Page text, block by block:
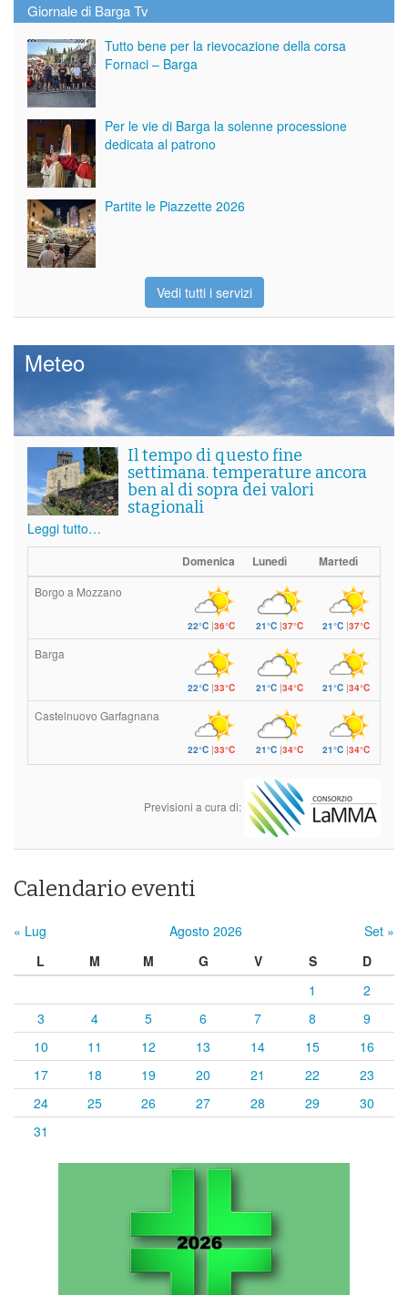
Giornale di Barga Tv
Tutto bene per la rievocazione della corsa
Fornaci – Barga
Per le vie di Barga la solenne processione
dedicata al patrono
Partite le Piazzette 2026
Vedi tutti i servizi
Meteo
Il tempo di questo fine
settimana. temperature ancora
ben al di sopra dei valori
stagionali
Leggi tutto…
Domenica Lunedì Martedì
Borgo a Mozzano
22°C|36°C 21°C|37°C 21°C |37°C
Barga
22°C|33°C 21°C|34°C 21°C |34°C
Castelnuovo Garfagnana
22°C|33°C 21°C|34°C 21°C |34°C
Previsioni a cura di:
Calendario eventi
« Lug Agosto 2026
Set »
L
M M G V S
D
1
2
3
4 5 6 7 8
9
10
11 12 13 14 15
16
17
18 19 20 21 22
23
24
25 26 27 28 29
30
31